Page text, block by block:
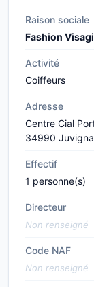
Raison sociale
Fashion
Activité
Coiffeurs
Adresse
Centre Cial
34990
Effectif
1 personne(s)
Directeur
Non renseigné
Code NAF
Non renseigné